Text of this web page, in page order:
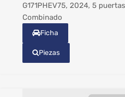
G171PHEV75, 2024, 5
Combinado
Ficha
Piezas